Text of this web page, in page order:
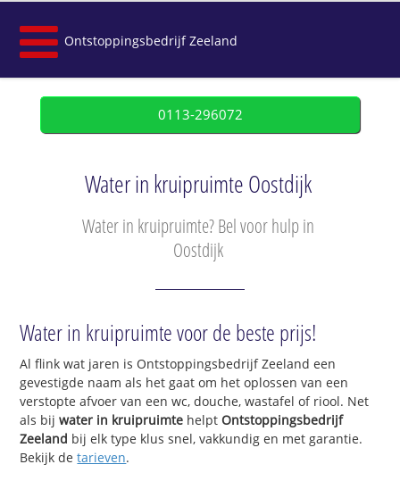
Ontstoppingsbedrijf Zeeland
0113-296072
Water in kruipruimte Oostdijk
Water in kruipruimte? Bel voor hulp in
Oostdijk
Water in kruipruimte voor de beste prijs!
Al flink wat jaren is Ontstoppingsbedrijf Zeeland een
gevestigde naam als het gaat om het oplossen van een
verstopte afvoer van een wc, douche, wastafel of riool. Net
als bijwater in kruipruimte helptOntstoppingsbedrijf
Zeeland bij elk type klus snel, vakkundig en met garantie.
Bekijk detarieven.